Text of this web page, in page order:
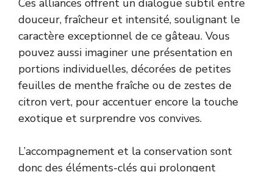
Ces alliances offrent un dialogue subtil entre
douceur, fraîcheur et intensité, soulignant le
caractère exceptionnel de ce gâteau. Vous
pouvez aussi imaginer une présentation en
portions individuelles, décorées de petites
feuilles de menthe fraîche ou de zestes de
citron vert, pour accentuer encore la touche
exotique et surprendre vos convives.
L’accompagnement et la conservation sont
donc des éléments-clés qui prolongent